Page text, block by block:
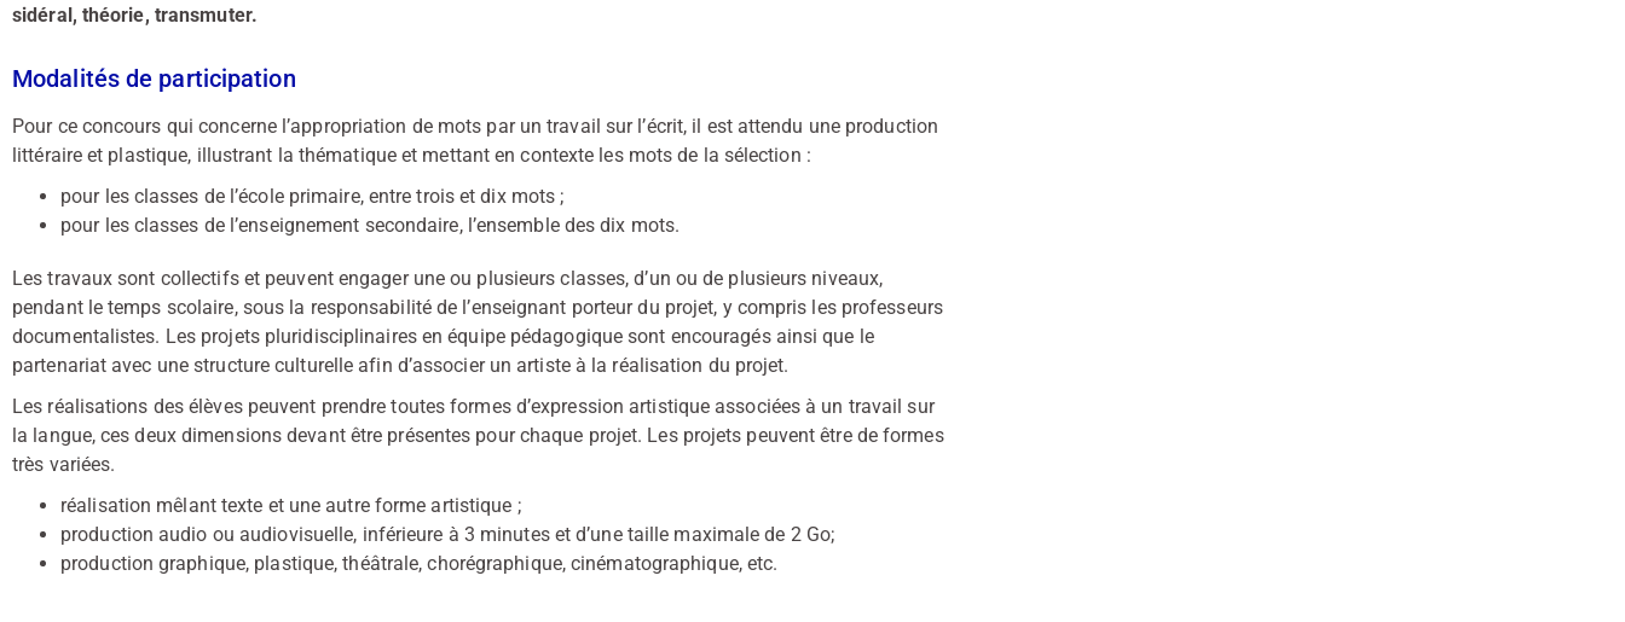
sidéral, théorie, transmuter.
Modalités de participation
Pour ce concours qui concerne l’appropriation de mots par un travail sur l’écrit, il est attendu une production
littéraire et plastique, illustrant la thématique et mettant en contexte les mots de la sélection :
pour les classes de l’école primaire, entre trois et dix mots ;
pour les classes de l’enseignement secondaire, l’ensemble des dix mots.
Les travaux sont collectifs et peuvent engager une ou plusieurs classes, d’un ou de plusieurs niveaux,
pendant le temps scolaire, sous la responsabilité de l’enseignant porteur du projet, y compris les professeurs
documentalistes. Les projets pluridisciplinaires en équipe pédagogique sont encouragés ainsi que le
partenariat avec une structure culturelle afin d’associer un artiste à la réalisation du projet.
Les réalisations des élèves peuvent prendre toutes formes d’expression artistique associées à un travail sur
la langue, ces deux dimensions devant être présentes pour chaque projet. Les projets peuvent être de formes
très variées.
réalisation mêlant texte et une autre forme artistique ;
production audio ou audiovisuelle, inférieure à 3 minutes et d’une taille maximale de 2 Go;
production graphique, plastique, théâtrale, chorégraphique, cinématographique, etc.